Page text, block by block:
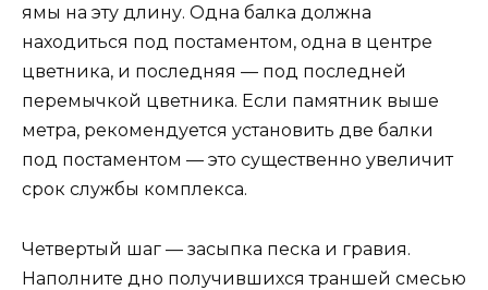
ямы на эту длину. Одна балка должна
находиться под постаментом, одна в центре
цветника, и последняя — под последней
перемычкой цветника. Если памятник выше
метра, рекомендуется установить две балки
под постаментом — это существенно увеличит
срок службы комплекса.
Четвертый шаг — засыпка песка и гравия.
Наполните дно получившихся траншей смесью